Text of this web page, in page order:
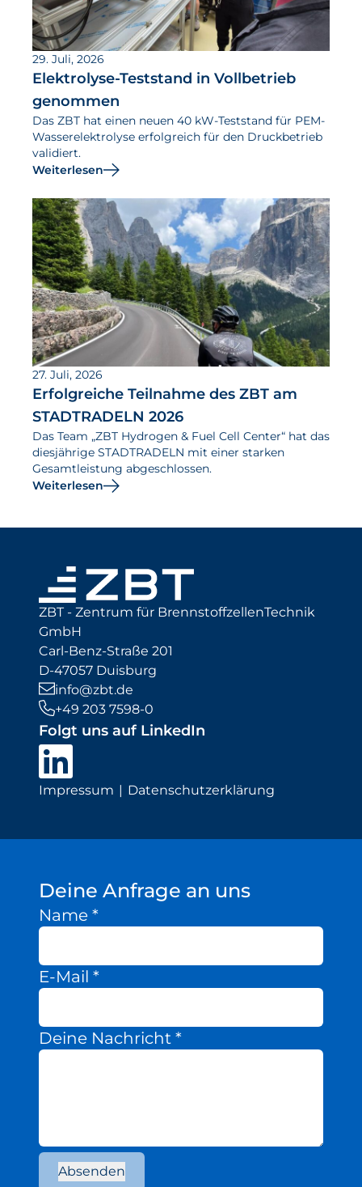
29. Juli, 2026
Elektrolyse-Teststand in Vollbetrieb
genommen
Das ZBT hat einen neuen 40 kW-Teststand für PEM-
Wasserelektrolyse erfolgreich für den Druckbetrieb
validiert.
Weiterlesen
27. Juli, 2026
Erfolgreiche Teilnahme des ZBT am
STADTRADELN 2026
Das Team „ZBT Hydrogen & Fuel Cell Center“ hat das
diesjährige STADTRADELN mit einer starken
Gesamtleistung abgeschlossen.
Weiterlesen
ZBT - Zentrum für BrennstoffzellenTechnik
GmbH
Carl-Benz-Straße 201
D-47057 Duisburg
info@zbt.de
+49 203 7598-0
Folgt uns auf LinkedIn
Impressum Datenschutzerklärung
Deine Anfrage an uns
Name *
E-Mail *
Deine Nachricht *
Absenden